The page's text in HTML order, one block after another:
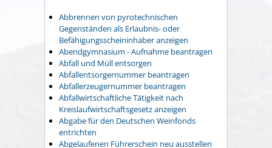
Abbrennen von pyrotechnischen
Gegenständen als Erlaubnis- oder
Befähigungsscheininhaber anzeigen
Abendgymnasium - Aufnahme beantragen
Abfall und Müll entsorgen
Abfallentsorgernummer beantragen
Abfallerzeugernummer beantragen
Abfallwirtschaftliche Tätigkeit nach
Kreislaufwirtschaftsgesetz anzeigen
Abgabe für den Deutschen Weinfonds
entrichten
Abgelaufenen Führerschein neu ausstellen